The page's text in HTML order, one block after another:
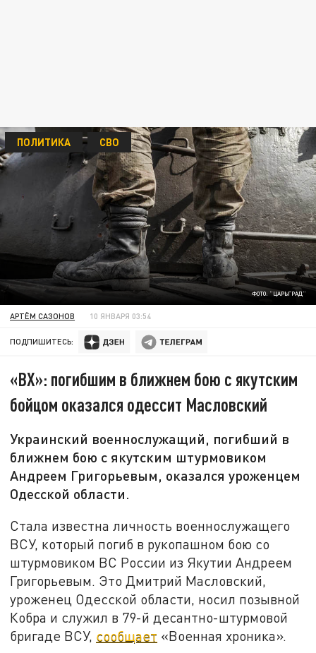
ФОТО: "ЦАРЬГРАД"
ПОЛИТИКА СВО
АРТЁМ САЗОНОВ 10 ЯНВАРЯ 03:54
ПОДПИШИТЕСЬ:
«ВХ»: погибшим в ближнем бою с якутским
бойцом оказался одессит Масловский
Украинский военнослужащий, погибший в
ближнем бою с якутским штурмовиком
Андреем Григорьевым, оказался уроженцем
Одесской области.
Стала известна личность военнослужащего
ВСУ, который погиб в рукопашном бою со
штурмовиком ВС России из Якутии Андреем
Григорьевым. Это Дмитрий Масловский,
уроженец Одесской области, носил позывной
Кобра и служил в 79-й десантно-штурмовой
бригаде ВСУ, сообщает «Военная хроника».